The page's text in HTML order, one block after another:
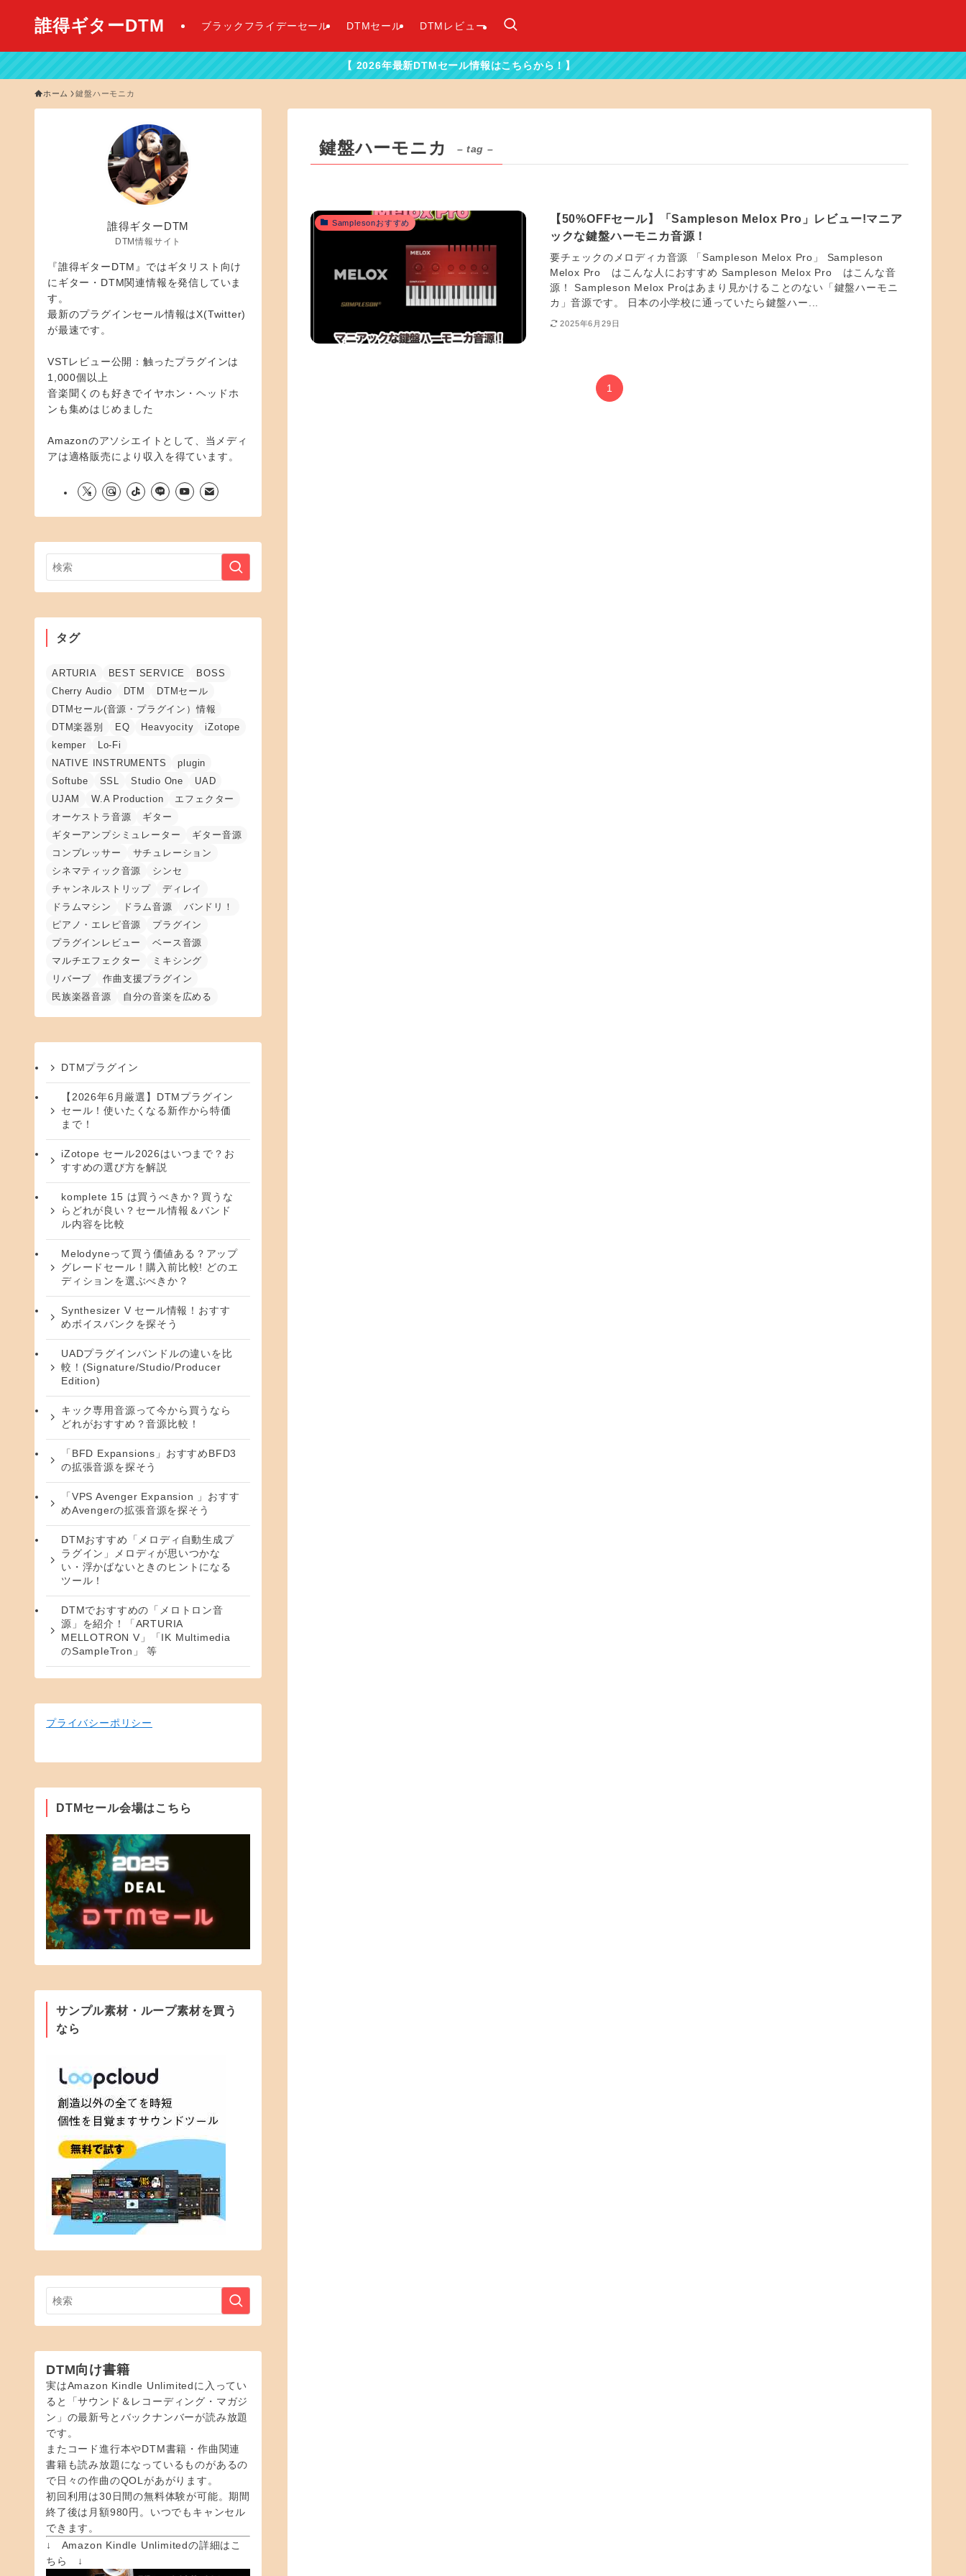
誰得ギターDTM ブラックフライデーセール DTMセール DTMレビュー
【 2026年最新DTMセール情報はこちらから！】
ホーム 鍵盤ハーモニカ
鍵盤ハーモニカ – tag –
Samplesonおすすめ
【50%OFFセール】「Sampleson Melox Pro」レビュー!マニア
ックな鍵盤ハーモニカ音源！
要チェックのメロディカ音源 「Sampleson Melox Pro」 Sampleson
Melox Pro はこんな人におすすめ Sampleson Melox Pro はこんな音
源！ Sampleson Melox Proはあまり見かけることのない「鍵盤ハーモニ
カ」音源です。 日本の小学校に通っていたら鍵盤ハー...
2025年6月29日
1
誰得ギターDTM
DTM情報サイト
『誰得ギターDTM』ではギタリスト向け
にギター・DTM関連情報を発信していま
す。
最新のプラグインセール情報はX(Twitter)
が最速です。
VSTレビュー公開：触ったプラグインは
1,000個以上
音楽聞くのも好きでイヤホン・ヘッドホ
ンも集めはじめました
Amazonのアソシエイトとして、当メディ
アは適格販売により収入を得ています。
タグ
ARTURIA BEST SERVICE
BOSS
Cherry Audio
DTM
DTMセール
DTMセール(音源・プラグイン）情報
DTM楽器別
EQ Heavyocity
iZotope
kemper
Lo-Fi
NATIVE INSTRUMENTS
plugin
Softube
SSL Studio One
UAD
UJAM
W.A Production
エフェクター
オーケストラ音源
ギター
ギターアンプシミュレーター
ギター音源
コンプレッサー
サチュレーション
シネマティック音源
シンセ
チャンネルストリップ
ディレイ
ドラムマシン
ドラム音源
バンドリ！
ピアノ・エレピ音源
プラグイン
プラグインレビュー
ベース音源
マルチエフェクター
ミキシング
リバーブ
作曲支援プラグイン
民族楽器音源
自分の音楽を広める
DTMプラグイン
【2026年6月厳選】DTMプラグイン
セール！使いたくなる新作から特価
まで！
iZotope セール2026はいつまで？お
すすめの選び方を解説
komplete 15 は買うべきか？買うな
らどれが良い？セール情報＆バンド
ル内容を比較
Melodyneって買う価値ある？アップ
グレードセール！購入前比較! どのエ
ディションを選ぶべきか？
Synthesizer V セール情報！おすす
めボイスバンクを探そう
UADプラグインバンドルの違いを比
較！(Signature/Studio/Producer
Edition)
キック専用音源って今から買うなら
どれがおすすめ？音源比較！
「BFD Expansions」おすすめBFD3
の拡張音源を探そう
「VPS Avenger Expansion 」おすす
めAvengerの拡張音源を探そう
DTMおすすめ「メロディ自動生成プ
ラグイン」メロディが思いつかな
い・浮かばないときのヒントになる
ツール！
DTMでおすすめの「メロトロン音
源」を紹介！「ARTURIA
MELLOTRON V」「IK Multimedia
のSampleTron」 等
プライバシーポリシー
DTMセール会場はこちら
サンプル素材・ループ素材を買う
なら
DTM向け書籍
実はAmazon Kindle Unlimitedに入ってい
ると「サウンド＆レコーディング・マガジ
ン」の最新号とバックナンバーが読み放題
です。
またコード進行本やDTM書籍・作曲関連
書籍も読み放題になっているものがあるの
で日々の作曲のQOLがあがります。
初回利用は30日間の無料体験が可能。期間
終了後は月額980円。いつでもキャンセル
できます。
↓ Amazon Kindle Unlimitedの詳細はこ
ちら ↓